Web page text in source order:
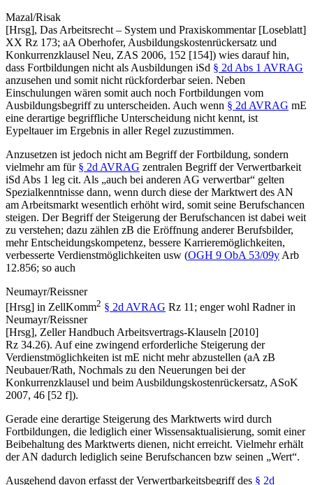
Mazal/Risak
[Hrsg], Das Arbeitsrecht – System und Praxiskommentar [Loseblatt]
XX Rz 173; aA Oberhofer, Ausbildungskostenrückersatz und
Konkurrenzklausel Neu, ZAS 2006, 152 [154]) wies darauf hin,
dass Fortbildungen nicht als Ausbildungen iSd § 2d Abs 1 AVRAG
anzusehen und somit nicht rückforderbar seien. Neben
Einschulungen wären somit auch noch Fortbildungen vom
Ausbildungsbegriff zu unterscheiden. Auch wenn § 2d AVRAG mE
eine derartige begriffliche Unterscheidung nicht kennt, ist
Eypeltauerim Ergebnis in aller Regel zuzustimmen.
Anzusetzen ist jedoch nicht am Begriff der Fortbildung, sondern
vielmehr am für § 2d AVRAG zentralen Begriff der Verwertbarkeit
iSd Abs 1 leg cit. Als „auch bei anderen AG verwertbar“ gelten
Spezialkenntnisse dann, wenn durch diese der Marktwert des AN
am Arbeitsmarkt wesentlich erhöht wird, somit seine Berufschancen
steigen. Der Begriff der Steigerung der Berufschancen ist dabei weit
zu verstehen; dazu zählen zB die Eröffnung anderer Berufsbilder,
mehr Entscheidungskompetenz, bessere Karrieremöglichkeiten,
verbesserte Verdienstmöglichkeiten usw (OGH 9 ObA 53/09y Arb
12.856; so auch
Neumayr/Reissner
[Hrsg] in ZellKomm2 § 2d AVRAG Rz 11; enger wohl Radnerin
Neumayr/Reissner
[Hrsg], Zeller Handbuch Arbeitsvertrags-Klauseln [2010]
Rz 34.26). Auf eine zwingend erforderliche Steigerung der
Verdienstmöglichkeiten ist mE nicht mehr abzustellen (aA zB
Neubauer/Rath, Nochmals zu den Neuerungen bei der
Konkurrenzklausel und beim Ausbildungskostenrückersatz, ASoK
2007, 46 [52 f]).
Gerade eine derartige Steigerung des Marktwerts wird durch
Fortbildungen, die lediglich einer Wissensaktualisierung, somit einer
Beibehaltung des Marktwerts dienen, nicht erreicht. Vielmehr erhält
der AN dadurch lediglich seine Berufschancen bzw seinen „Wert“.
Ausgehend davon erfasst der Verwertbarkeitsbegriff des § 2d